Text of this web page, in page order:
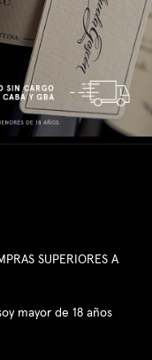
SUPERIORES A
mayor de 18 años